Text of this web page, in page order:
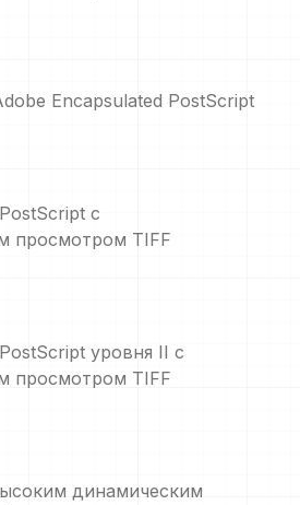
Encapsulated PostScript
с
просмотром TIFF
уровня II с
просмотром TIFF
динамическим